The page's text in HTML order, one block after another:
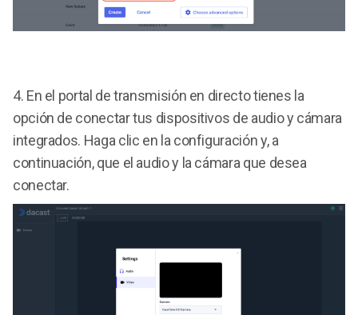
4. En el portal de transmisión en directo tienes la
opción de conectar tus dispositivos de audio y cámara
integrados. Haga clic en la configuración y, a
continuación, que el audio y la cámara que desea
conectar.